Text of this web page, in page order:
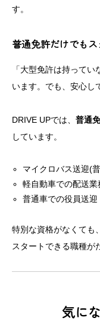
す。
普通免許だけでも
「大型免許は持って
います。でも、安心し
DRIVE UPでは、 普通
しています。
マイクロバス送迎(
軽自動車での配送業
普通車での役員送迎
特別な資格がなくても
スタートできる職種が
気に